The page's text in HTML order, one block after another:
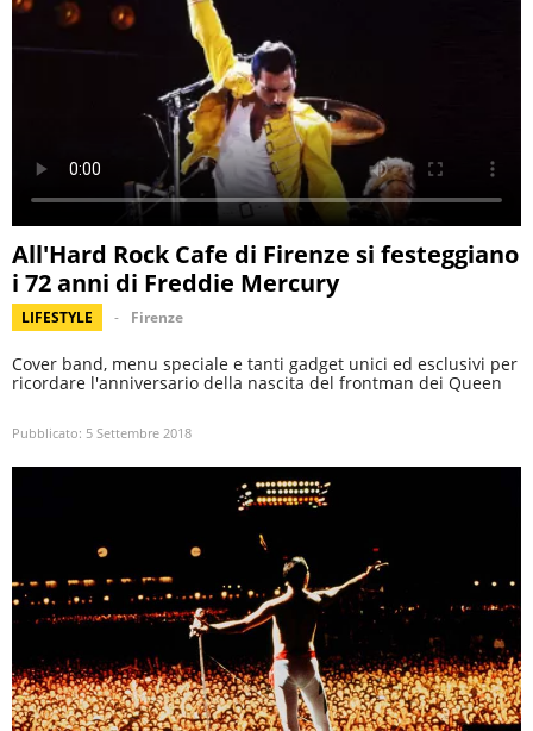
All'Hard Rock Cafe di Firenze si festeggiano
i 72 anni di Freddie Mercury
LIFESTYLE Firenze
Cover band, menu speciale e tanti gadget unici ed esclusivi per
ricordare l'anniversario della nascita del frontman dei Queen
Pubblicato: 5 Settembre 2018